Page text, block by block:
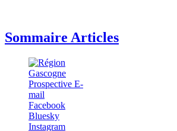
Sommaire Articles